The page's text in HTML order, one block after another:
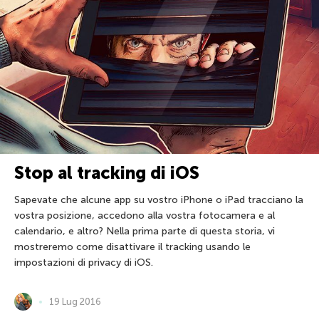
Stop al tracking di iOS
Sapevate che alcune app su vostro iPhone o iPad tracciano la
vostra posizione, accedono alla vostra fotocamera e al
calendario, e altro? Nella prima parte di questa storia, vi
mostreremo come disattivare il tracking usando le
impostazioni di privacy di iOS.
19 Lug 2016